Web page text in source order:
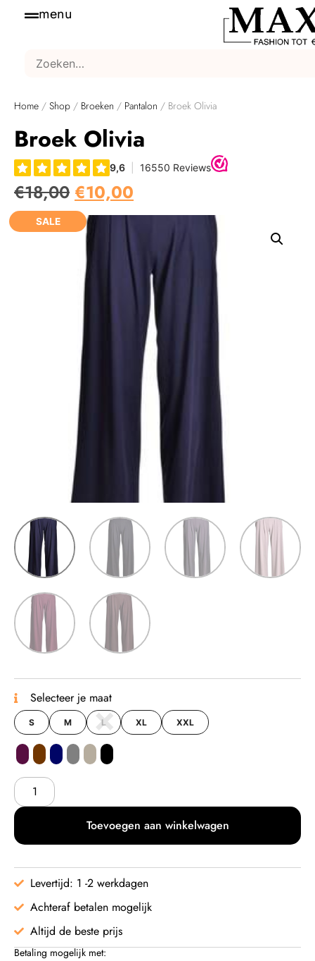
menu
Home / Shop / Broeken / Pantalon / Broek Olivia
Broek Olivia
€18,00 €10,00
SALE
Selecteer je maat
S M L XL XXL
Toevoegen aan winkelwagen
Levertijd: 1 -2 werkdagen
Achteraf betalen mogelijk
Altijd de beste prijs
Betaling mogelijk met: